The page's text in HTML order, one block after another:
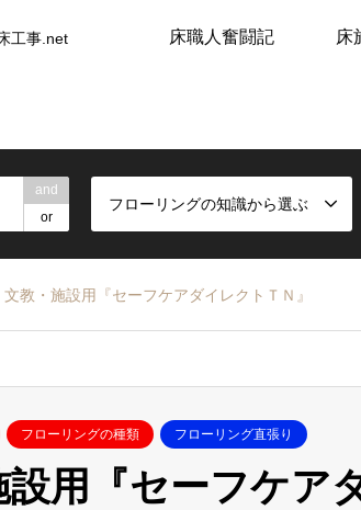
工事.net 床職人奮闘記 床
and
or
フローリングの知識から選ぶ
文教・施設用『セーフケアダイレクトＴＮ』
フローリングの種類 フローリング直張り
用『セーフケア